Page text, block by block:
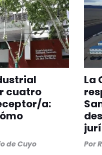
cuatro
a:
de Cuyo
La
Por